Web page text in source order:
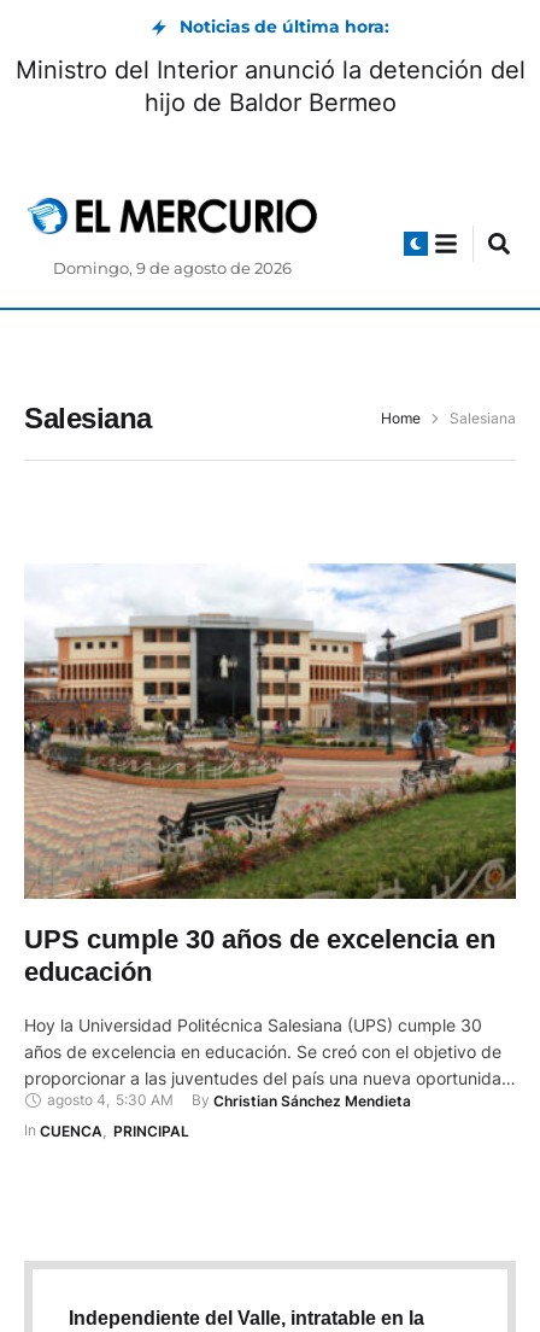
Noticias de última hora:
Ministro del Interior anunció la detención del
hijo de Baldor Bermeo
Domingo, 9 de agosto de 2026
Salesiana Home Salesiana
UPS cumple 30 años de excelencia en
educación
Hoy la Universidad Politécnica Salesiana (UPS) cumple 30
años de excelencia en educación. Se creó con el objetivo de
proporcionar a las juventudes del país una nueva oportunidad
de continuar con su formación superior. Fue el 4 de agosto de
1994 que Sixto Durán Ballén, en ese entonces presidente del
agosto 4, 5:30 AM By Christian Sánchez Mendieta
In CUENCA PRINCIPAL
Independiente del Valle, intratable en la